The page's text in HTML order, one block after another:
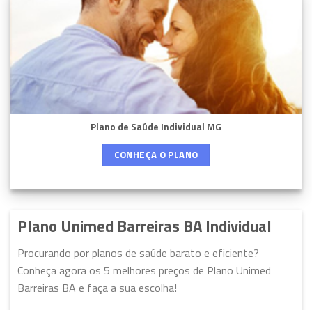
Plano de Saúde Individual MG
CONHEÇA O PLANO
Plano Unimed Barreiras BA Individual
Procurando por planos de saúde barato e eficiente?
Conheça agora os 5 melhores preços de Plano Unimed
Barreiras BA e faça a sua escolha!